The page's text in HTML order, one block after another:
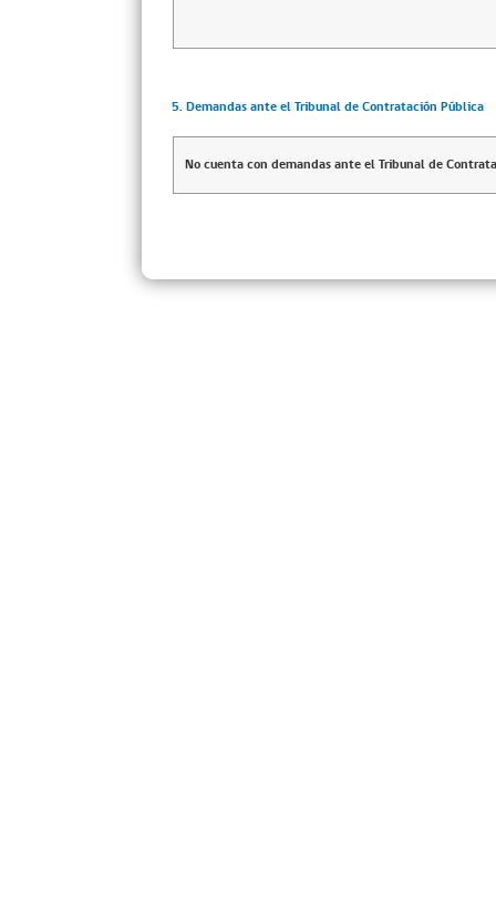
5. Demandas ante el Tribunal de Contratación Pública
No cuenta con demandas ante el Tribunal de